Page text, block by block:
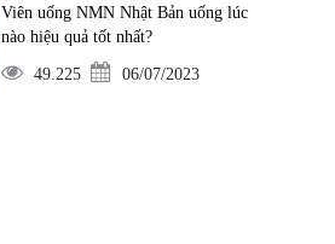
Viên uống NMN Nhật Bản uống lúc
nào hiệu quả tốt nhất?
49.225 06/07/2023